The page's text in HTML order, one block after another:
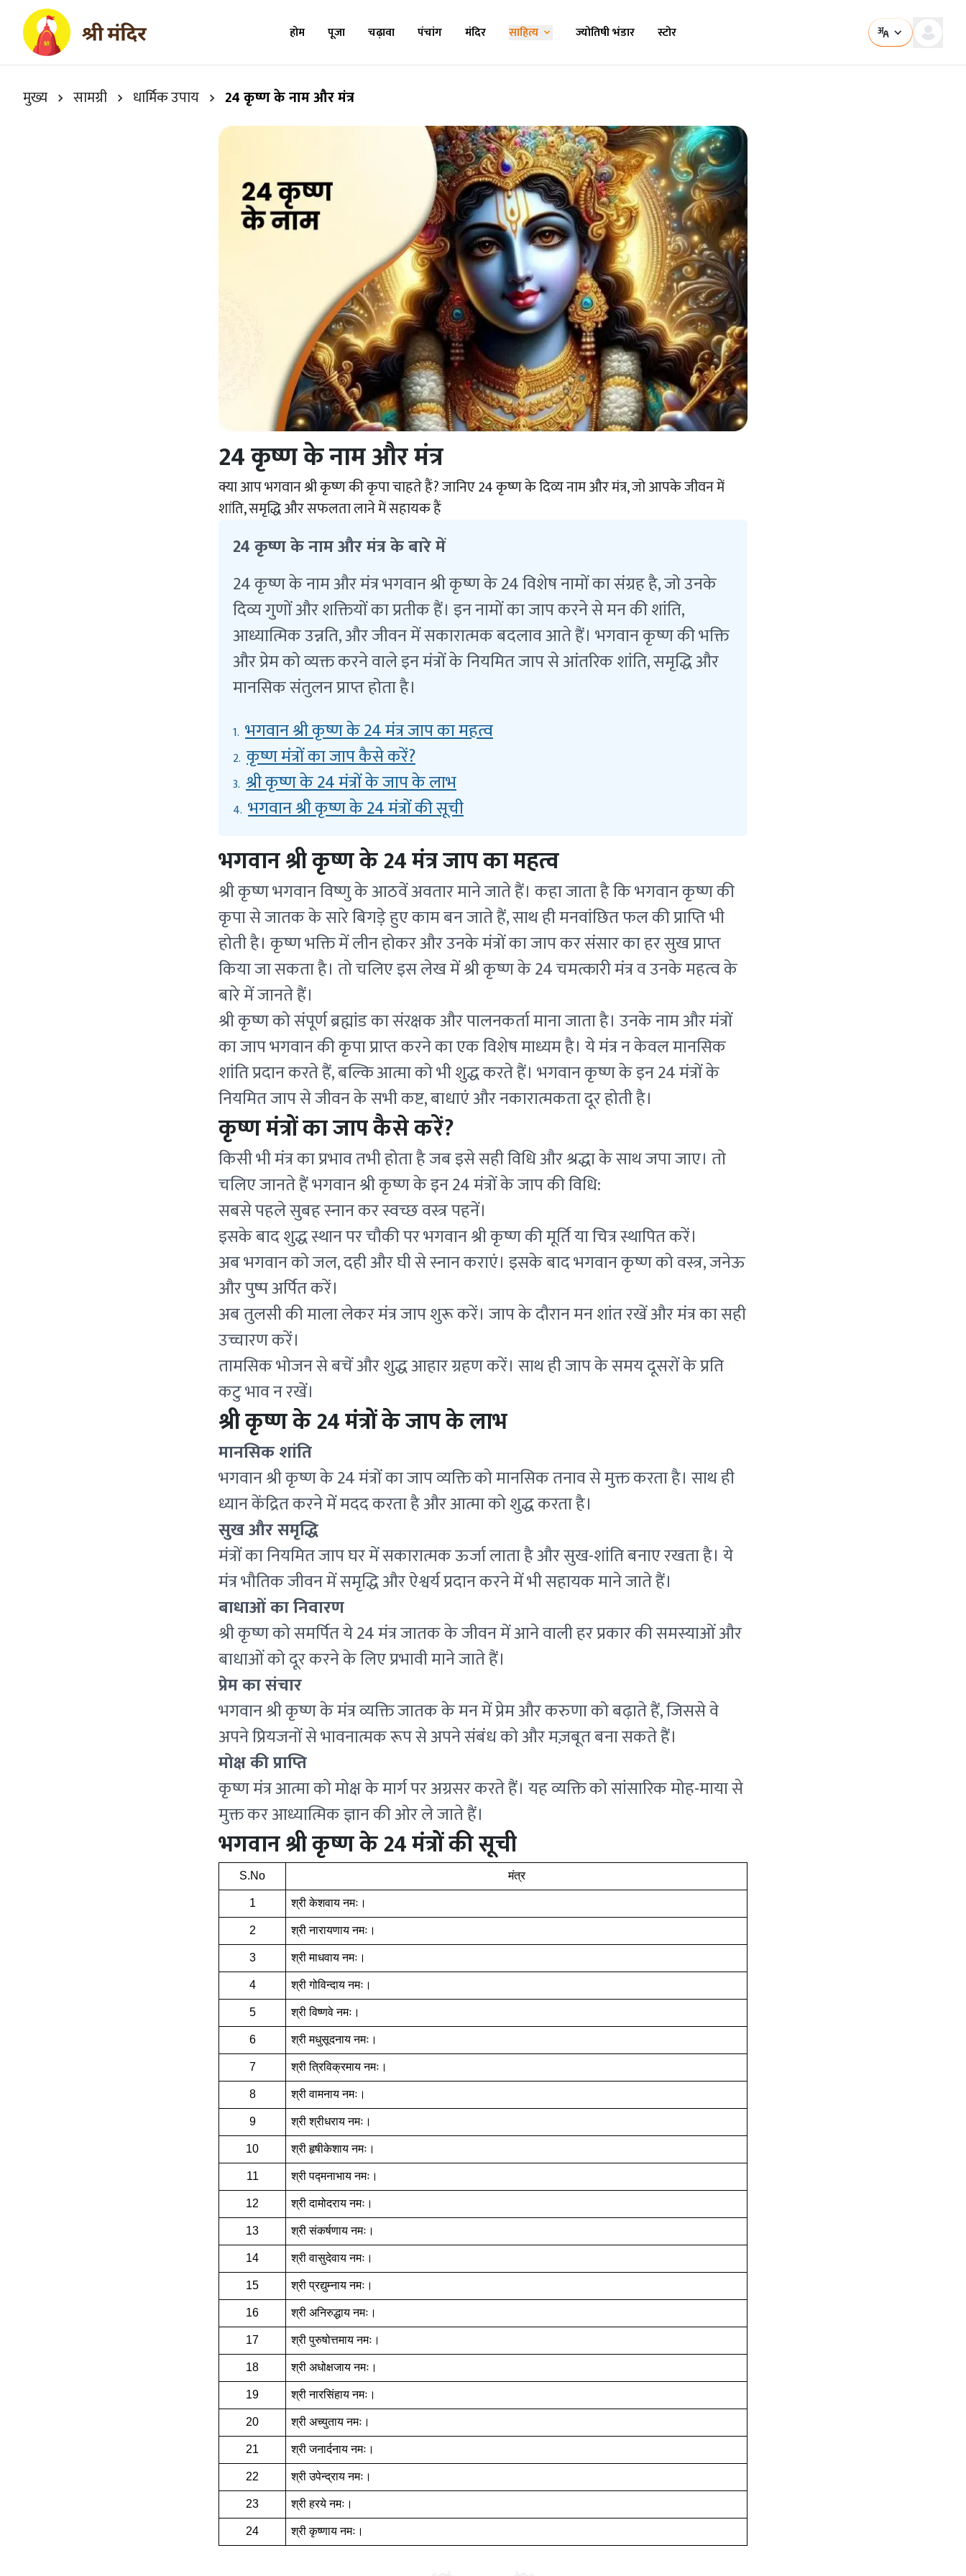
होम पूजा चढ़ावा पंचांग मंदिर साहित्य ज्योतिषी भंडार स्टोर
मुख्य सामग्री धार्मिक उपाय 24 कृष्ण के नाम और मंत्र
24 कृष्ण के नाम और मंत्र
क्या आप भगवान श्री कृष्ण की कृपा चाहते हैं? जानिए 24 कृष्ण के दिव्य नाम और मंत्र, जो आपके जीवन में
शांति, समृद्धि और सफलता लाने में सहायक हैं
24 कृष्ण के नाम और मंत्र के बारे में
24 कृष्ण के नाम और मंत्र भगवान श्री कृष्ण के 24 विशेष नामों का संग्रह है, जो उनके
दिव्य गुणों और शक्तियों का प्रतीक हैं। इन नामों का जाप करने से मन की शांति,
आध्यात्मिक उन्नति, और जीवन में सकारात्मक बदलाव आते हैं। भगवान कृष्ण की भक्ति
और प्रेम को व्यक्त करने वाले इन मंत्रों के नियमित जाप से आंतरिक शांति, समृद्धि और
मानसिक संतुलन प्राप्त होता है।
1. भगवान श्री कृष्ण के 24 मंत्र जाप का महत्व
2. कृष्ण मंत्रों का जाप कैसे करें?
3. श्री कृष्ण के 24 मंत्रों के जाप के लाभ
4. भगवान श्री कृष्ण के 24 मंत्रों की सूची
भगवान श्री कृष्ण के 24 मंत्र जाप का महत्व
श्री कृष्ण भगवान विष्णु के आठवें अवतार माने जाते हैं। कहा जाता है कि भगवान कृष्ण की
कृपा से जातक के सारे बिगड़े हुए काम बन जाते हैं, साथ ही मनवांछित फल की प्राप्ति भी
होती है। कृष्ण भक्ति में लीन होकर और उनके मंत्रों का जाप कर संसार का हर सुख प्राप्त
किया जा सकता है। तो चलिए इस लेख में श्री कृष्ण के 24 चमत्कारी मंत्र व उनके महत्व के
बारे में जानते हैं।
श्री कृष्ण को संपूर्ण ब्रह्मांड का संरक्षक और पालनकर्ता माना जाता है। उनके नाम और मंत्रों
का जाप भगवान की कृपा प्राप्त करने का एक विशेष माध्यम है। ये मंत्र न केवल मानसिक
शांति प्रदान करते हैं, बल्कि आत्मा को भी शुद्ध करते हैं। भगवान कृष्ण के इन 24 मंत्रों के
नियमित जाप से जीवन के सभी कष्ट, बाधाएं और नकारात्मकता दूर होती है।
कृष्ण मंत्रों का जाप कैसे करें?
किसी भी मंत्र का प्रभाव तभी होता है जब इसे सही विधि और श्रद्धा के साथ जपा जाए। तो
चलिए जानते हैं भगवान श्री कृष्ण के इन 24 मंत्रों के जाप की विधि:
सबसे पहले सुबह स्नान कर स्वच्छ वस्त्र पहनें।
इसके बाद शुद्ध स्थान पर चौकी पर भगवान श्री कृष्ण की मूर्ति या चित्र स्थापित करें।
अब भगवान को जल, दही और घी से स्नान कराएं। इसके बाद भगवान कृष्ण को वस्त्र, जनेऊ
और पुष्प अर्पित करें।
अब तुलसी की माला लेकर मंत्र जाप शुरू करें। जाप के दौरान मन शांत रखें और मंत्र का सही
उच्चारण करें।
तामसिक भोजन से बचें और शुद्ध आहार ग्रहण करें। साथ ही जाप के समय दूसरों के प्रति
कटु भाव न रखें।
श्री कृष्ण के 24 मंत्रों के जाप के लाभ
मानसिक शांति
भगवान श्री कृष्ण के 24 मंत्रों का जाप व्यक्ति को मानसिक तनाव से मुक्त करता है। साथ ही
ध्यान केंद्रित करने में मदद करता है और आत्मा को शुद्ध करता है।
सुख और समृद्धि
मंत्रों का नियमित जाप घर में सकारात्मक ऊर्जा लाता है और सुख-शांति बनाए रखता है। ये
मंत्र भौतिक जीवन में समृद्धि और ऐश्वर्य प्रदान करने में भी सहायक माने जाते हैं।
बाधाओं का निवारण
श्री कृष्ण को समर्पित ये 24 मंत्र जातक के जीवन में आने वाली हर प्रकार की समस्याओं और
बाधाओं को दूर करने के लिए प्रभावी माने जाते हैं।
प्रेम का संचार
भगवान श्री कृष्ण के मंत्र व्यक्ति जातक के मन में प्रेम और करुणा को बढ़ाते हैं, जिससे वे
अपने प्रियजनों से भावनात्मक रूप से अपने संबंध को और मज़बूत बना सकते हैं।
मोक्ष की प्राप्ति
कृष्ण मंत्र आत्मा को मोक्ष के मार्ग पर अग्रसर करते हैं। यह व्यक्ति को सांसारिक मोह-माया से
मुक्त कर आध्यात्मिक ज्ञान की ओर ले जाते हैं।
भगवान श्री कृष्ण के 24 मंत्रों की सूची
S.No मंत्र
1 श्री केशवाय नमः।
2 श्री नारायणाय नमः।
3 श्री माधवाय नमः।
4 श्री गोविन्दाय नमः।
5 श्री विष्णवे नमः।
6 श्री मधुसूदनाय नमः।
7 श्री त्रिविक्रमाय नमः।
8 श्री वामनाय नमः।
9 श्री श्रीधराय नमः।
10 श्री हृषीकेशाय नमः।
11 श्री पद्मनाभाय नमः।
12 श्री दामोदराय नमः।
13 श्री संकर्षणाय नमः।
14 श्री वासुदेवाय नमः।
15 श्री प्रद्युम्नाय नमः।
16 श्री अनिरुद्धाय नमः।
17 श्री पुरुषोत्तमाय नमः।
18 श्री अधोक्षजाय नमः।
19 श्री नारसिंहाय नमः।
20 श्री अच्युताय नमः।
21 श्री जनार्दनाय नमः।
22 श्री उपेन्द्राय नमः।
23 श्री हरये नमः।
24 श्री कृष्णाय नमः।